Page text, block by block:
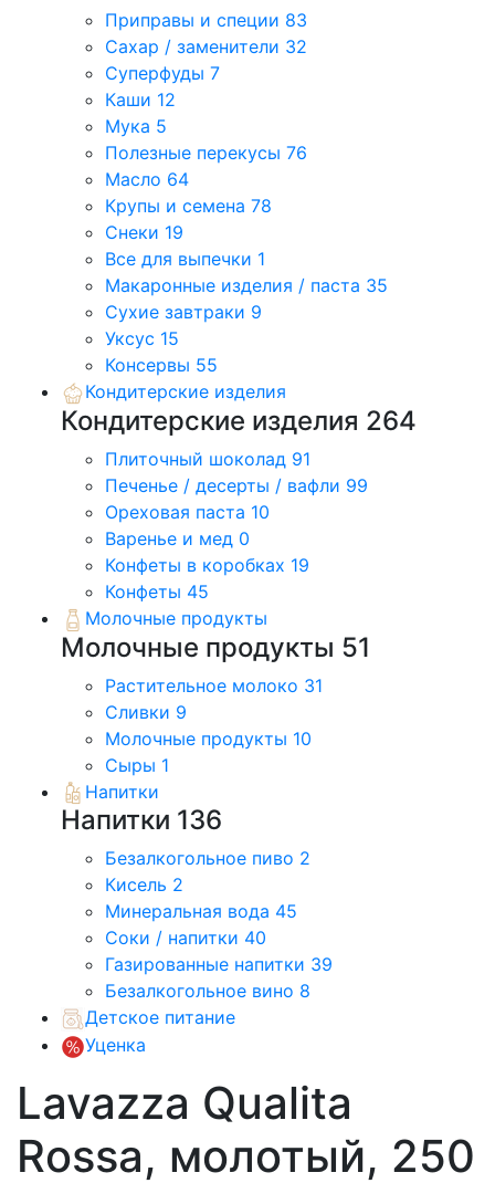
Приправы и специи 83
Сахар / заменители 32
Суперфуды 7
Каши 12
Мука 5
Полезные перекусы 76
Масло 64
Крупы и семена 78
Снеки 19
Все для выпечки 1
Макаронные изделия / паста 35
Сухие завтраки 9
Уксус 15
Консервы 55
Кондитерские изделия
Кондитерские изделия 264
Плиточный шоколад 91
Печенье / десерты / вафли 99
Ореховая паста 10
Варенье и мед 0
Конфеты в коробках 19
Конфеты 45
Молочные продукты
Молочные продукты 51
Растительное молоко 31
Сливки 9
Молочные продукты 10
Сыры 1
Напитки
Напитки 136
Безалкогольное пиво 2
Кисель 2
Минеральная вода 45
Соки / напитки 40
Газированные напитки 39
Безалкогольное вино 8
Детское питание
Уценка
Lavazza Qualita
Rossa, молотый, 250